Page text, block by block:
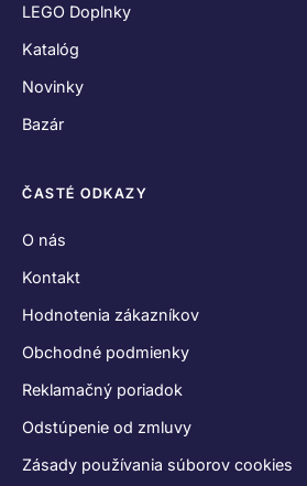
LEGO Doplnky
Katalóg
Novinky
Bazár
ČASTÉ ODKAZY
O nás
Kontakt
Hodnotenia zákazníkov
Obchodné podmienky
Reklamačný poriadok
Odstúpenie od zmluvy
Zásady používania súborov cookies